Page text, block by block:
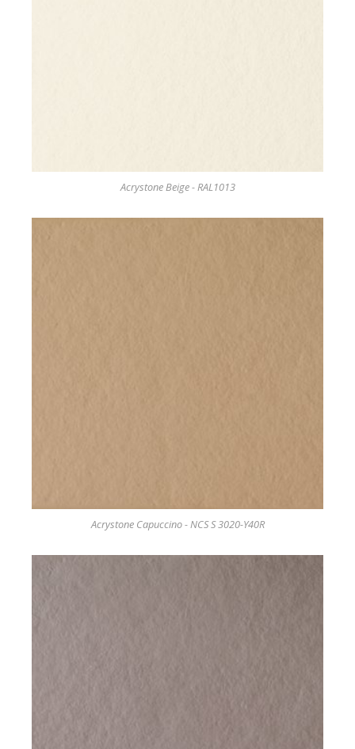
Acrystone Beige - RAL1013
Acrystone Capuccino - NCS S 3020-Y40R